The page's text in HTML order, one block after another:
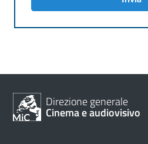
Direzione generale
Cinema e audiovisivo